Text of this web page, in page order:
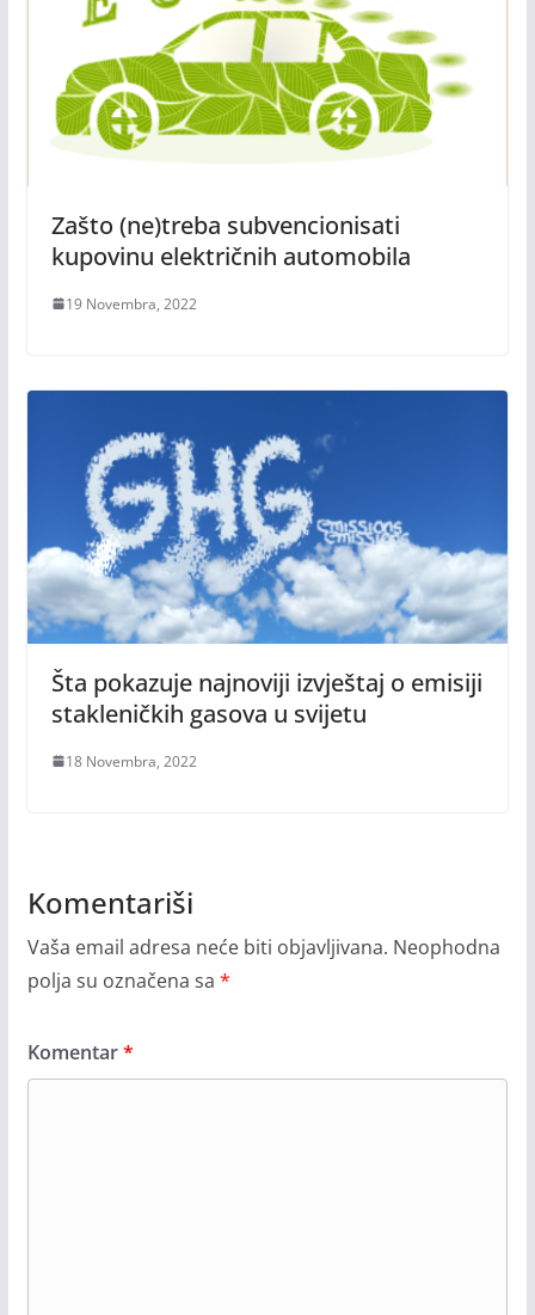
Zašto (ne)treba subvencionisati
kupovinu električnih automobila
19 Novembra, 2022
Šta pokazuje najnoviji izvještaj o emisiji
stakleničkih gasova u svijetu
18 Novembra, 2022
Komentariši
Vaša email adresa neće biti objavljivana. Neophodna
polja su označena sa *
Komentar*